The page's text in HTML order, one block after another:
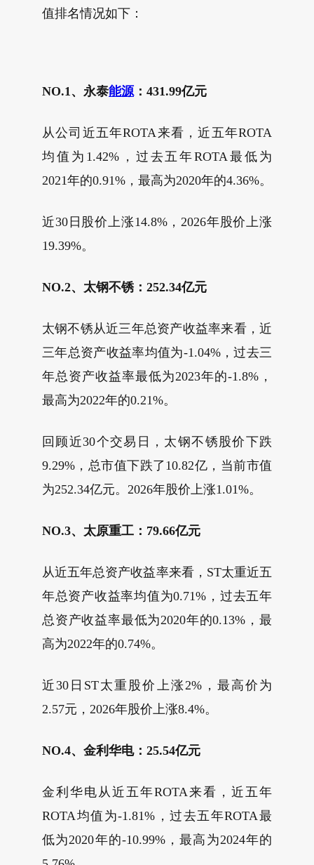
值排名情况如下：
NO.1、永泰能源：431.99亿元
从公司近五年ROTA来看，近五年ROTA
均值为1.42%，过去五年ROTA最低为
2021年的0.91%，最高为2020年的4.36%。
近30日股价上涨14.8%，2026年股价上涨
19.39%。
NO.2、太钢不锈：252.34亿元
太钢不锈从近三年总资产收益率来看，近
三年总资产收益率均值为-1.04%，过去三
年总资产收益率最低为2023年的-1.8%，
最高为2022年的0.21%。
回顾近30个交易日，太钢不锈股价下跌
9.29%，总市值下跌了10.82亿，当前市值
为252.34亿元。2026年股价上涨1.01%。
NO.3、太原重工：79.66亿元
从近五年总资产收益率来看，ST太重近五
年总资产收益率均值为0.71%，过去五年
总资产收益率最低为2020年的0.13%，最
高为2022年的0.74%。
近30日ST太重股价上涨2%，最高价为
2.57元，2026年股价上涨8.4%。
NO.4、金利华电：25.54亿元
金利华电从近五年ROTA来看，近五年
ROTA均值为-1.81%，过去五年ROTA最
低为2020年的-10.99%，最高为2024年的